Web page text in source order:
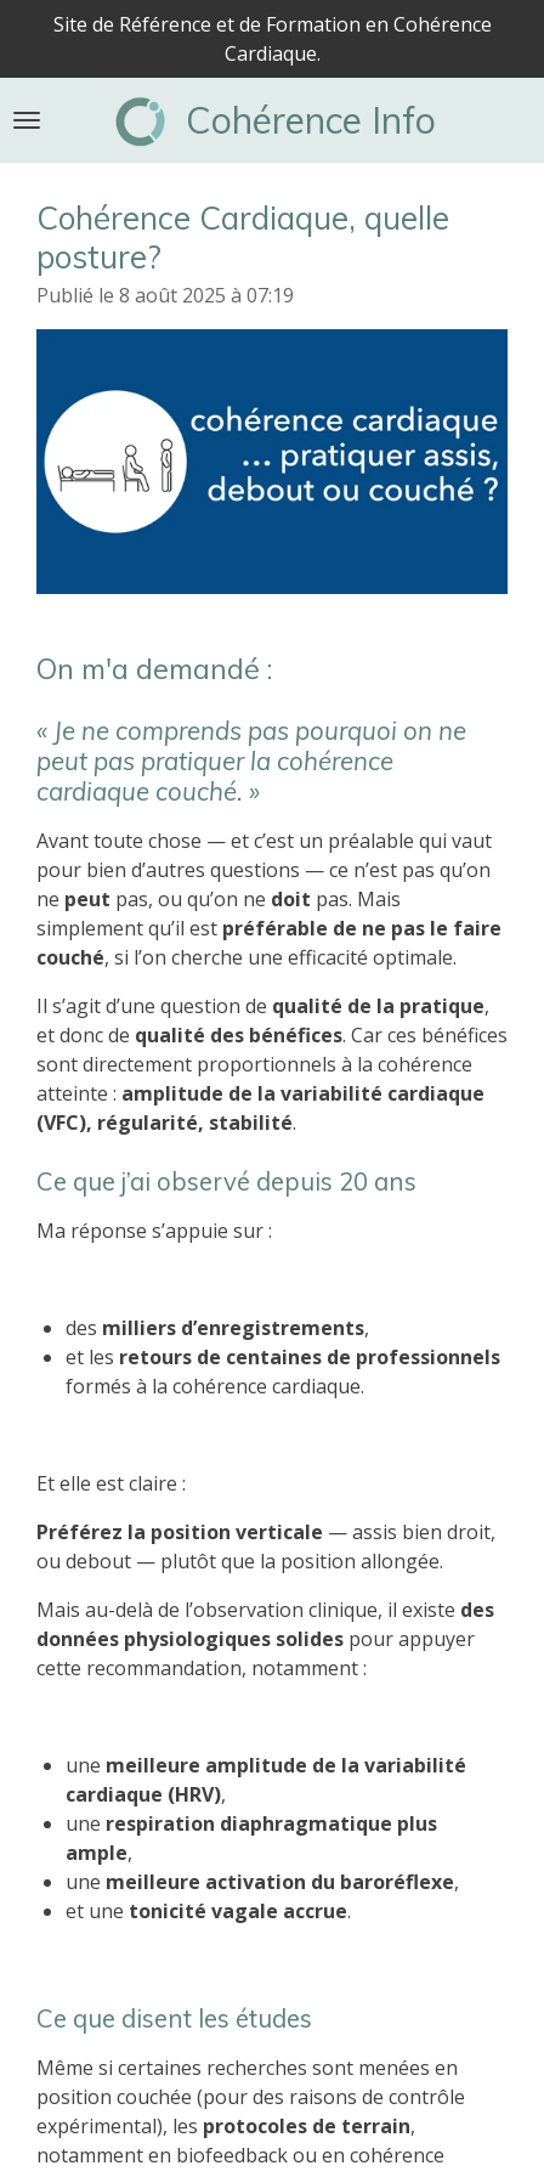
Passer
contenu
principal
Cohérence Info
Site de Référence et de Formation en Cohérence
Cardiaque.
Cohérence Cardiaque, quelle
posture?
Publié le 8 août 2025 à 07:19
On m'a demandé :
« Je ne comprends pas pourquoi on ne
peut pas pratiquer la cohérence
cardiaque couché. »
Avant toute chose — et c’est un préalable qui vaut
pour bien d’autres questions — ce n’est pas qu’on
ne peut pas, ou qu’on ne doit pas. Mais
simplement qu’il est préférable de ne pas le faire
couché, si l’on cherche une efficacité optimale.
Il s’agit d’une question de qualité de la pratique,
et donc de qualité des bénéfices. Car ces bénéfices
sont directement proportionnels à la cohérence
atteinte : amplitude de la variabilité cardiaque
(VFC), régularité, stabilité.
Ce que j’ai observé depuis 20 ans
Ma réponse s’appuie sur :
des milliers d’enregistrements,
et les retours de centaines de professionnels
formés à la cohérence cardiaque.
Et elle est claire :
Préférez la position verticale — assis bien droit,
ou debout — plutôt que la position allongée.
Mais au-delà de l’observation clinique, il existe des
données physiologiques solides pour appuyer
cette recommandation, notamment :
une meilleure amplitude de la variabilité
cardiaque (HRV),
une respiration diaphragmatique plus
ample,
une meilleure activation du baroréflexe,
et une tonicité vagale accrue.
Ce que disent les études
Même si certaines recherches sont menées en
position couchée (pour des raisons de contrôle
expérimental), les protocoles de terrain,
notamment en biofeedback ou en cohérence